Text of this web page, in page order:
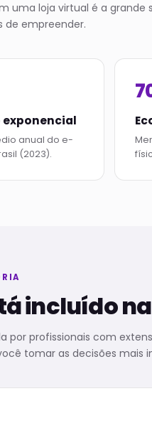
uma loja virtual é a
de empreender.
anual do e-
(2023).
incluído
por profissionais com
tomar as decisões mais